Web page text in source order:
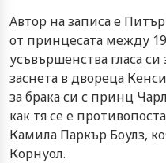
Автор на записа е
от принцесата между
усъвършенства гласа
заснета в двореца
за брака си с принц
как тя се е
Камила Паркър Боулз,
Корнуол.